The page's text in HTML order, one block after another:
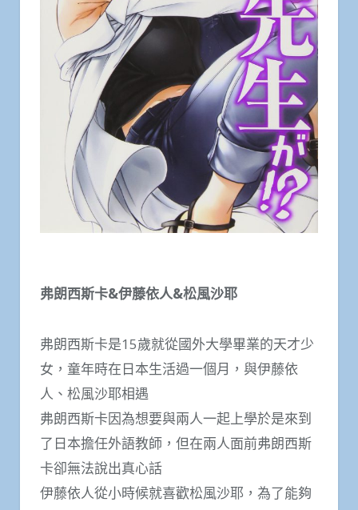
弗朗西斯卡&伊藤依人&松風沙耶
弗朗西斯卡是15歲就從國外大學畢業的天才少
女，童年時在日本生活過一個月，與伊藤依
人、松風沙耶相遇
弗朗西斯卡因為想要與兩人一起上學於是來到
了日本擔任外語教師，但在兩人面前弗朗西斯
卡卻無法說出真心話
伊藤依人從小時候就喜歡松風沙耶，為了能夠